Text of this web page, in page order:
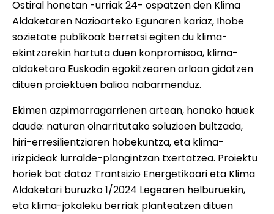
Ostiral honetan -urriak 24- ospatzen den Klima
Aldaketaren Nazioarteko Egunaren kariaz, Ihobe
sozietate publikoak berretsi egiten du klima-
ekintzarekin hartuta duen konpromisoa, klima-
aldaketara Euskadin egokitzearen arloan gidatzen
dituen proiektuen balioa nabarmenduz.
Ekimen azpimarragarrienen artean, honako hauek
daude: naturan oinarritutako soluzioen bultzada,
hiri-erresilientziaren hobekuntza, eta klima-
irizpideak lurralde-plangintzan txertatzea. Proiektu
horiek bat datoz Trantsizio Energetikoari eta Klima
Aldaketari buruzko 1/2024 Legearen helburuekin,
eta klima-jokaleku berriak planteatzen dituen